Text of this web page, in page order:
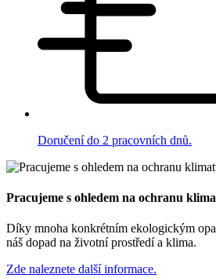
Doručení do 2 pracovních dnů.
Pracujeme s ohledem na ochranu
Díky mnoha konkrétním ekologickým
náš dopad na životní prostředí a klima.
Zde naleznete další informace.